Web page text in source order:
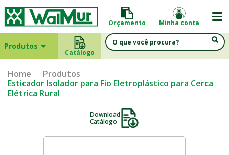
Orçamento Minha conta
Produtos
Catálogo
Home
Produtos
Esticador Isolador para Fio Eletroplástico para Cerca
Elétrica Rural
Download
Catálogo